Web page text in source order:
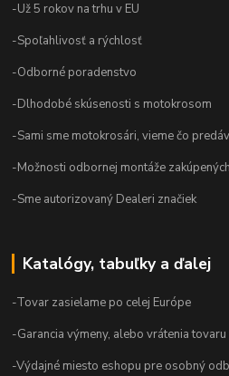
-Už 5 rokov na trhu v EU
-Spoľahlivosť a rýchlosť
-Odborné poradenstvo
-Dlhodobé skúsenosti s motokrosom
-Sami sme motokrosári, vieme čo
-Možnosti odbornej montáže
-Sme autorizovaný Dealeri značiek
Katalógy, tabuľky a ďalej
-Tovar zasielame po celej Európe
-Garancia výmeny, alebo vrátenia
-Výdajné miesto eshopu pre osobný